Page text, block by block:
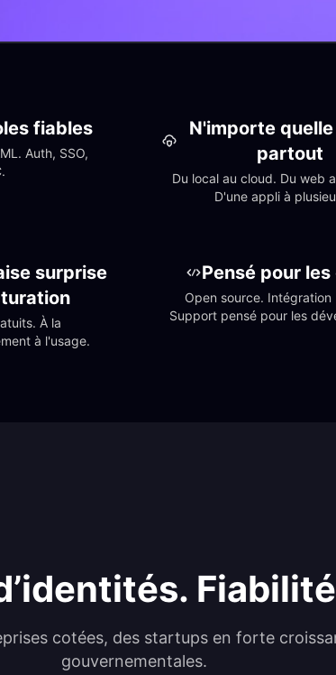
fiables
Auth, SSO,
N'importe
partout
Du local au cloud. Du web
D'une appli à
surprise
À la
à l'usage.
Pensé pour
Open source. Intégration
Support pensé pour les
cotées, des startups en forte
gouvernementales.